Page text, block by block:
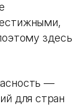
здесь
—
для стран